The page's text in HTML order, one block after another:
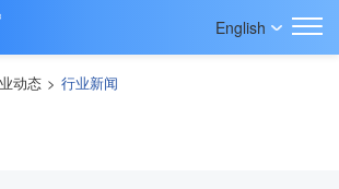
English
动态 > 行业新闻